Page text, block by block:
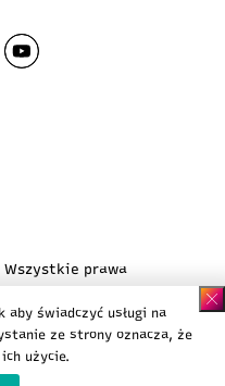
Wszystkie prawa
świadczyć usługi na
ze strony oznacza, że
użycie.